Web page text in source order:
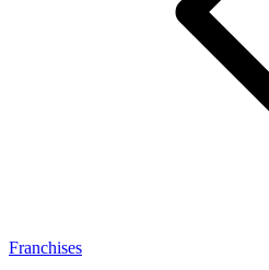
Franchises